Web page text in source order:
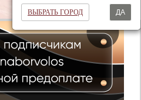
ВЫБРАТЬ ГОРОД ДА
Открыть